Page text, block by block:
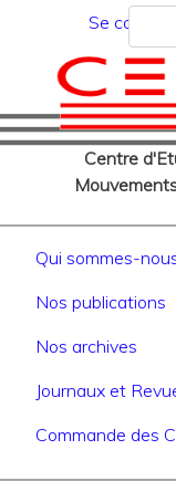
Se
Centre
Qui sommes-
Nos publications
Nos archives
Journaux et
Commande des